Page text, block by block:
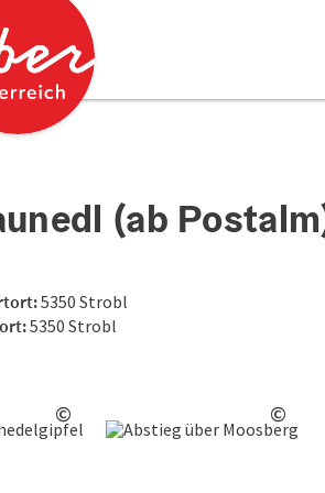
Accesskey
(ab
5350 Strobl
5350 Strobl
©
Copyright öffnen
©